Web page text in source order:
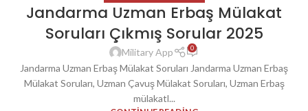
Jandarma Uzman Erbaş Mülakat
Soruları Çıkmış Sorular 2025
Military App 0
Jandarma Uzman Erbaş Mülakat Soruları Jandarma Uzman Erbaş
Mülakat Soruları, Uzman Çavuş Mülakat Soruları, Uzman Erbaş
mülakatl...